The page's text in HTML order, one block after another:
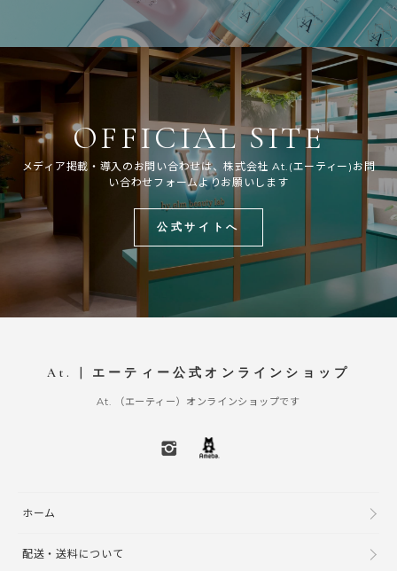
OFFICIAL SITE
メディア掲載・導入のお問い合わせは、株式会社 At.(エーティー)お問
い合わせフォームよりお願いします
公式サイトへ
At. | エーティー公式オンラインショップ
At. （エーティー）オンラインショップです
ホーム
配送・送料について